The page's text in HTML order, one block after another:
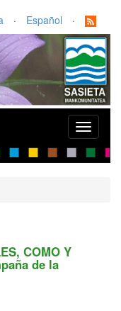
· Español ·
Toggle
COMO Y
de la